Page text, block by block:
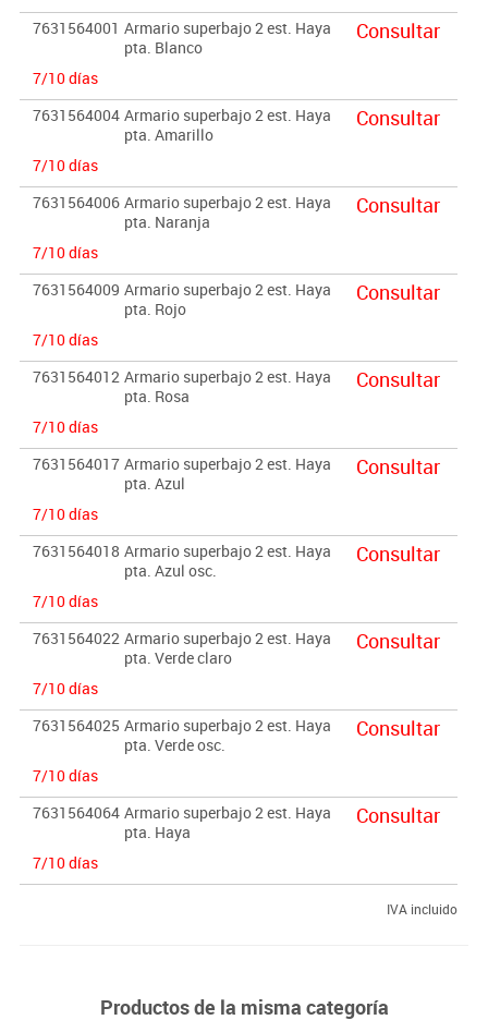
tiradores de polímero suave (goma antigolpes). Garantizado por
los ensayos realizados en centro tecnológico de certificación de
mobiliario TECNALIA.
Importante:
El mobiliario se pide por encargo. En caso de devolución no se
abonará más del 90% del valor de la mercancía.
7631564001 Armario superbajo 2 est. Haya
pta. Blanco
7/10 días
Consultar
7631564004 Armario superbajo 2 est. Haya
pta. Amarillo
7/10 días
Consultar
7631564006 Armario superbajo 2 est. Haya
pta. Naranja
7/10 días
Consultar
7631564009 Armario superbajo 2 est. Haya
pta. Rojo
7/10 días
Consultar
7631564012 Armario superbajo 2 est. Haya
pta. Rosa
7/10 días
Consultar
7631564017 Armario superbajo 2 est. Haya
pta. Azul
7/10 días
Consultar
7631564018 Armario superbajo 2 est. Haya
pta. Azul osc.
7/10 días
Consultar
7631564022 Armario superbajo 2 est. Haya
pta. Verde claro
7/10 días
Consultar
7631564025 Armario superbajo 2 est. Haya
pta. Verde osc.
7/10 días
Consultar
7631564064 Armario superbajo 2 est. Haya
pta. Haya
7/10 días
Consultar
IVA incluido
Productos de la misma categoría